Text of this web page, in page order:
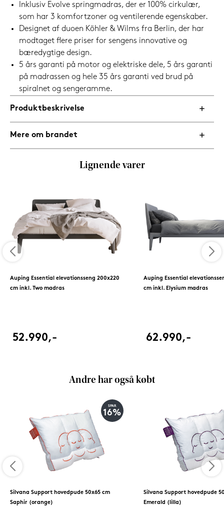
Inklusiv Evolve springmadras, der er 100% cirkulær,
som har 3 komfortzoner og ventilerende egenskaber.
Designet af duoen Köhler & Wilms fra Berlin, der har
modtaget flere priser for sengens innovative og
bæredygtige design.
5 års garanti på motor og elektriske dele, 5 års garanti
på madrassen og hele 35 års garanti ved brud på
spiralnet og sengeramme.
Produktbeskrivelse
Mere om brandet
Lignende varer
Auping Essential elevationsseng 200x220
cm inkl. Two madras
52.990,-
Auping Essential
cm inkl. Elysium madras
62.990,-
Andre har også købt
SPAR
16%
Silvana Support hovedpude 50x65 cm
Saphir (orange)
Silvana Support hovedpude
Emerald (lilla)